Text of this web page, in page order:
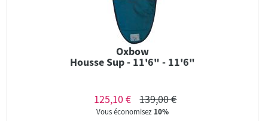
Oxbow
Housse Sup - 11'6" - 11'6"
125,10 € 139,00 €
Vous économisez 10%